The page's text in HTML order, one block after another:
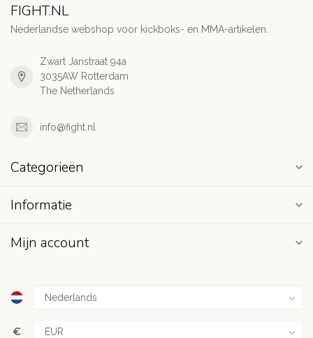
FIGHT.NL
Nederlandse webshop voor kickboks- en MMA-artikelen.
Zwart Janstraat 94a
3035AW Rotterdam
The Netherlands
info@fight.nl
Categorieën
Informatie
Mijn account
€